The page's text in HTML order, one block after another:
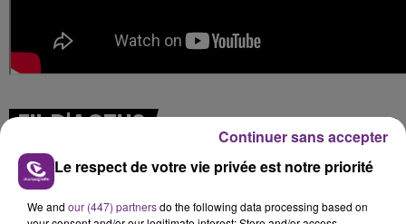
FIL D'ACTUS
Le respect de votre vie privée est notre priorité
We and our (447) partnersdo the following data processing based on
Continuer sans accepter